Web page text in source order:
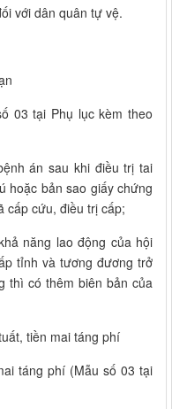
với dân quân tự vệ.
03 tại Phụ lục kèm theo
án sau khi điều trị tai
hoặc bản sao giấy chứng
cấp cứu, điều trị cấp;
năng lao động của hội
tỉnh và tương đương trở
thì có thêm biên bản của
tiền mai táng phí
táng phí (Mẫu số 03 tại